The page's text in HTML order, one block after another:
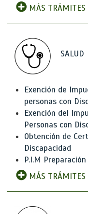
MÁS TRÁMITES
SALUD
Exención de
personas con
Exención del
Personas con
Obtención de
Discapacidad
P.I.M
MÁS TRÁMITES